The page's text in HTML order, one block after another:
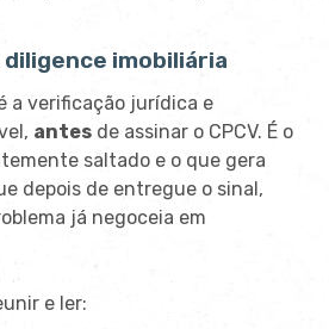
diligence imobiliária
a verificação jurídica e
antes de assinar o CPCV. É o
saltado e o que gera
depois de entregue o sinal,
já negoceia em
e ler: